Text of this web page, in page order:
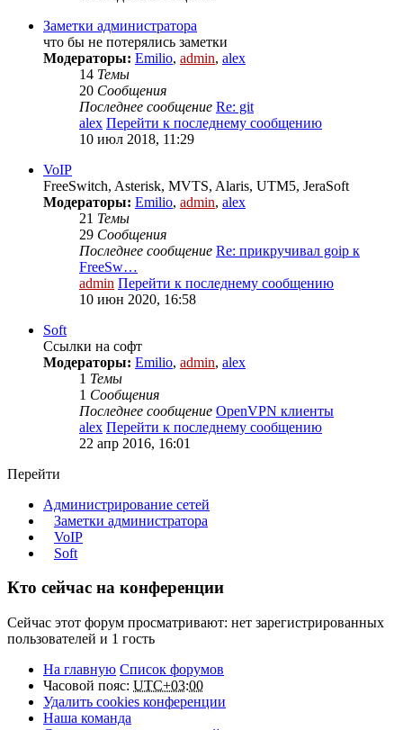
Заметки администратора
что бы не потерялись заметки
Модераторы: Emilio, admin, alex
14 Темы
20 Сообщения
Последнее сообщение Re: git
alex Перейти к последнему сообщению
10 июл 2018, 11:29
VoIP
FreeSwitch, Asterisk, MVTS, Alaris, UTM5, JeraSoft
Модераторы: Emilio, admin, alex
21 Темы
29 Сообщения
Последнее сообщение Re: прикручивал goip к
FreeSw…
admin Перейти к последнему сообщению
10 июн 2020, 16:58
Soft
Ссылки на софт
Модераторы: Emilio, admin, alex
1 Темы
1 Сообщения
Последнее сообщение OpenVPN клиенты
alex Перейти к последнему сообщению
22 апр 2016, 16:01
Перейти
Администрирование сетей
Заметки администратора
VoIP
Soft
Кто сейчас на конференции
Сейчас этот форум просматривают: нет зарегистрированных
пользователей и 1 гость
На главную Список форумов
Часовой пояс: UTC+03:00
Удалить cookies конференции
Наша команда